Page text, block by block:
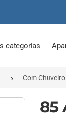
categorias
Com
85